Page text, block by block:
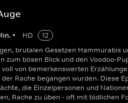
• HD
12
brutalen Gesetzen Hammurabis
zum bösen Blick und den Voodoo-
von bemerkenswerten
Rache begangen wurden. Diese
die Einzelpersonen und
Rache zu üben - oft mit tödlichen